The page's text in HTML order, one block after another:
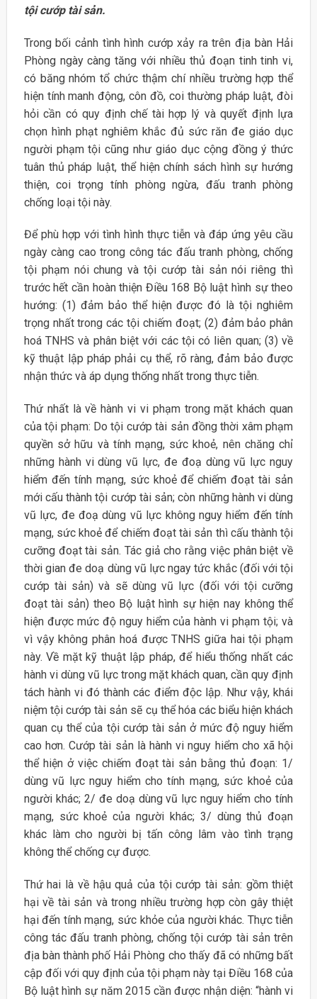
tội cướp tài sản.
Trong bối cảnh tình hình cướp xảy ra trên địa bàn Hải
Phòng ngày càng tăng với nhiều thủ đoạn tinh tinh vi,
có băng nhóm tổ chức thậm chí nhiều trường hợp thể
hiện tính manh động, côn đồ, coi thường pháp luật, đòi
hỏi cần có quy định chế tài hợp lý và quyết định lựa
chọn hình phạt nghiêm khắc đủ sức răn đe giáo dục
người phạm tội cũng như giáo dục cộng đồng ý thức
tuân thủ pháp luật, thể hiện chính sách hình sự hướng
thiện, coi trọng tính phòng ngừa, đấu tranh phòng
chống loại tội này.
Để phù hợp với tình hình thực tiễn và đáp ứng yêu cầu
ngày càng cao trong công tác đấu tranh phòng, chống
tội phạm nói chung và tội cướp tài sản nói riêng thì
trước hết cần hoàn thiện Điều 168 Bộ luật hình sự theo
hướng: (1) đảm bảo thể hiện được đó là tội nghiêm
trọng nhất trong các tội chiếm đoạt; (2) đảm bảo phân
hoá TNHS và phân biệt với các tội có liên quan; (3) về
kỹ thuật lập pháp phải cụ thể, rõ ràng, đảm bảo được
nhận thức và áp dụng thống nhất trong thực tiễn.
Thứ nhất là về hành vi vi phạm trong mặt khách quan
của tội phạm: Do tội cướp tài sản đồng thời xâm phạm
quyền sở hữu và tính mạng, sức khoẻ, nên chăng chỉ
những hành vi dùng vũ lực, đe đoạ dùng vũ lực nguy
hiểm đến tính mạng, sức khoẻ để chiếm đoạt tài sản
mới cấu thành tội cướp tài sản; còn những hành vi dùng
vũ lực, đe đoạ dùng vũ lực không nguy hiểm đến tính
mạng, sức khoẻ để chiếm đoạt tài sản thì cấu thành tội
cưỡng đoạt tài sản. Tác giả cho rằng việc phân biệt về
thời gian đe doạ dùng vũ lực ngay tức khắc (đối với tội
cướp tài sản) và sẽ dùng vũ lực (đối với tội cưỡng
đoạt tài sản) theo Bộ luật hình sự hiện nay không thể
hiện được mức độ nguy hiểm của hành vi phạm tội; và
vì vậy không phân hoá được TNHS giữa hai tội phạm
này. Về mặt kỹ thuật lập pháp, để hiểu thống nhất các
hành vi dùng vũ lực trong mặt khách quan, cần quy định
tách hành vi đó thành các điểm độc lập. Như vậy, khái
niệm tội cướp tài sản sẽ cụ thể hóa các biểu hiện khách
quan cụ thể của tội cướp tài sản ở mức độ nguy hiểm
cao hơn. Cướp tài sản là hành vi nguy hiểm cho xã hội
thể hiện ở việc chiếm đoạt tài sản bằng thủ đoạn: 1/
dùng vũ lực nguy hiểm cho tính mạng, sức khoẻ của
người khác; 2/ đe doạ dùng vũ lực nguy hiểm cho tính
mạng, sức khoẻ của người khác; 3/ dùng thủ đoạn
khác làm cho người bị tấn công lâm vào tình trạng
không thể chống cự được.
Thứ hai là về hậu quả của tội cướp tài sản: gồm thiệt
hại về tài sản và trong nhiều trường hợp còn gây thiệt
hại đến tính mạng, sức khỏe của người khác. Thực tiễn
công tác đấu tranh phòng, chống tội cướp tài sản trên
địa bàn thành phố Hải Phòng cho thấy đã có những bất
cập đối với quy định của tội phạm này tại Điều 168 của
Bộ luật hình sự năm 2015 cần được nhận diện: “hành vi